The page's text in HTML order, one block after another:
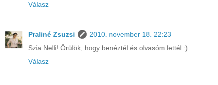
Válasz
Praliné Zsuzsi
2010. november 18. 22:23
Szia Nelli! Örülök, hogy benéztél és olvasóm lettél :)
Válasz